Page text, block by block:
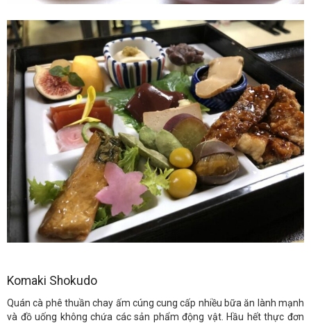
Komaki Shokudo
Quán cà phê thuần chay ấm cúng cung cấp nhiều bữa ăn lành mạnh
và đồ uống không chứa các sản phẩm động vật. Hầu hết thực đơn